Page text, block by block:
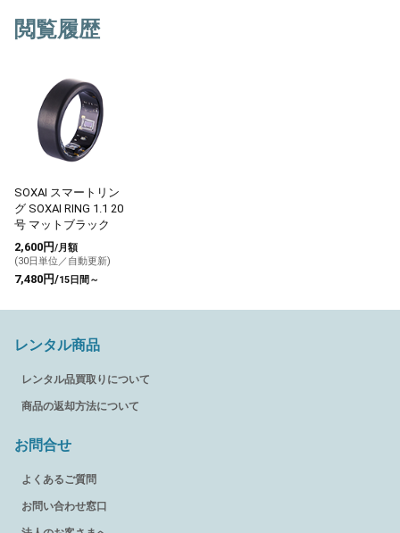
閲覧履歴
SOXAI スマートリン
グ SOXAI RING 1.1 20
号 マットブラック
2,600円/月額
(30日単位／自動更新)
7,480円/15日間～
レンタル商品
レンタル品買取りについて
商品の返却方法について
お問合せ
よくあるご質問
お問い合わせ窓口